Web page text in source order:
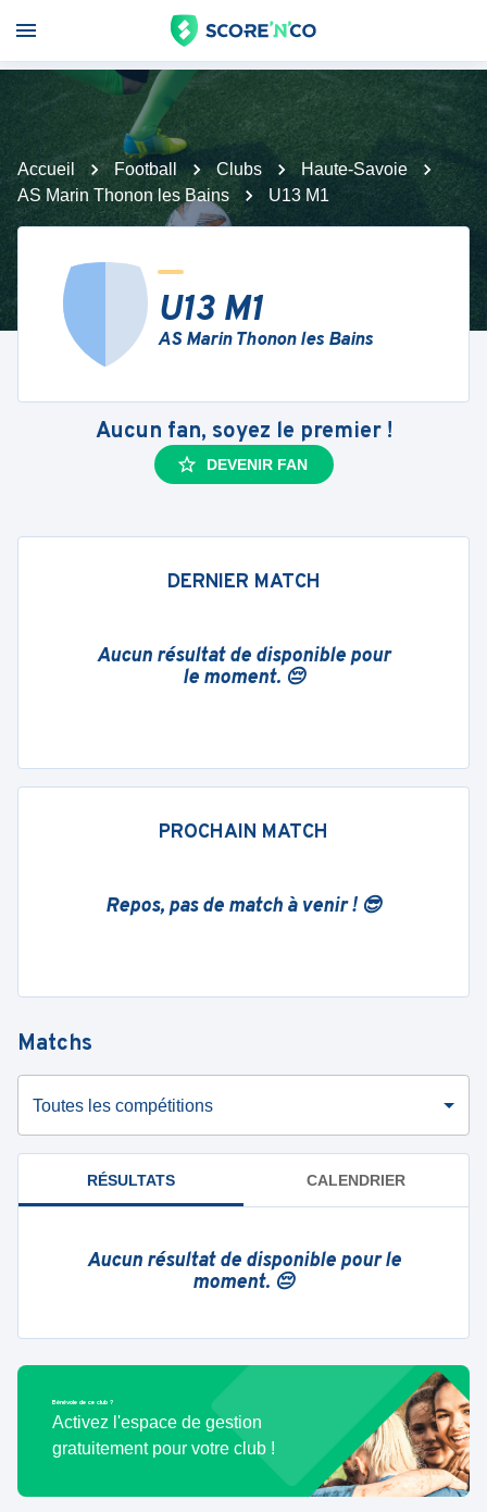
Accueil Football Clubs
Haute-Savoie
AS Marin Thonon les Bains
U13 M1
U13 M1
AS Marin Thonon les Bains
Aucun fan, soyez le premier !
DEVENIR FAN
DERNIER MATCH
Aucun résultat de disponible pour
le moment. 😔
PROCHAIN MATCH
Repos, pas de match à venir ! 😎
Matchs
Toutes les compétitions
RÉSULTATS CALENDRIER
Aucun résultat de disponible pour le
moment. 😔
Bénévole de ce club ?
Activez l'espace de gestion
gratuitement pour votre club !